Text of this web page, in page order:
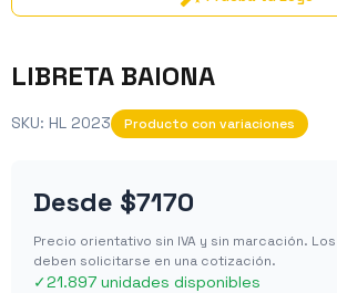
LIBRETA BAIONA
SKU: HL 2023 Producto con variaciones
Desde $7170
Precio orientativo sin IVA y sin marcación.
deben solicitarse en una cotización.
✓21.897 unidades disponibles